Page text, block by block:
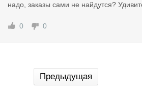
надо, заказы сами не найдутся?
0 0
Предыдущая